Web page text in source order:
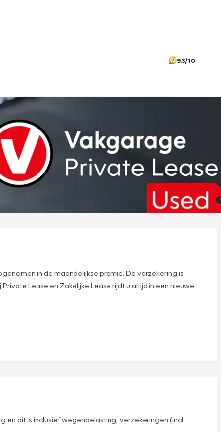
9.3/10
in de maandelijkse premie. De verzekering is
Lease en Zakelijke Lease rijdt u altijd in een nieuwe
dit is inclusief wegenbelasting, verzekeringen (incl.